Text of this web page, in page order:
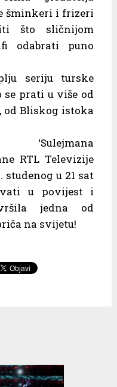
šminkeri i frizeri
što sličnijom
odabrati puno
seriju turske
prati u više od
od Bliskog istoka
‘Sulejmana
RTL Televizije
studenog u 21 sat
u povijest i
jedna od
na svijetu!